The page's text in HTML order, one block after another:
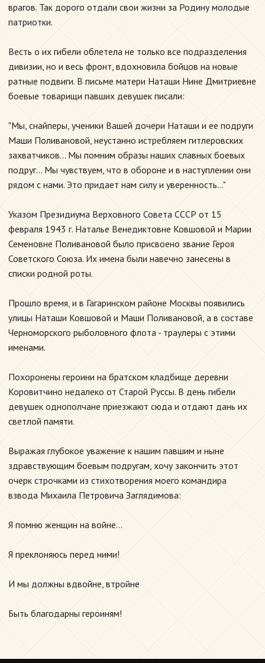
врагов. Так дорого отдали свои жизни за Родину молодые
патриотки.
Весть о их гибели облетела не только все подразделения
дивизии, но и весь фронт, вдохновила бойцов на новые
ратные подвиги. В письме матери Наташи Нине Дмитриевне
боевые товарищи павших девушек писали:
"Мы, снайперы, ученики Вашей дочери Наташи и ее подруги
Маши Поливановой, неустанно истребляем гитлеровских
захватчиков... Мы помним образы наших славных боевых
подруг... Мы чувствуем, что в обороне и в наступлении они
рядом с нами. Это придает нам силу и уверенность..."
Указом Президиума Верховного Совета СССР от 15
февраля 1943 г. Наталье Венедиктовне Ковшовой и Марии
Семеновне Поливановой было присвоено звание Героя
Советского Союза. Их имена были навечно занесены в
списки родной роты.
Прошло время, и в Гагаринском районе Москвы появились
улицы Наташи Ковшовой и Маши Поливановой, а в составе
Черноморского рыболовного флота - траулеры с этими
именами.
Похоронены героини на братском кладбище деревни
Коровитчино недалеко от Старой Руссы. В день гибели
девушек однополчане приезжают сюда и отдают дань их
светлой памяти.
Выражая глубокое уважение к нашим павшим и ныне
здравствующим боевым подругам, хочу закончить этот
очерк строчками из стихотворения моего командира
взвода Михаила Петровича Заглядимова:
Я помню женщин на войне...
Я преклоняюсь перед ними!
И мы должны вдвойне, втройне
Быть благодарны героиням!